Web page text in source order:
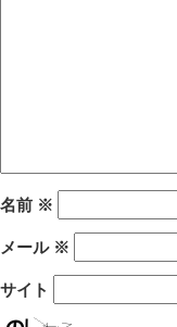
名前 ※
メール ※
サイト